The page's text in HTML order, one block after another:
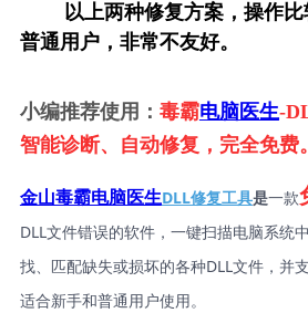
以上两种修复方案，操作比
普通用户，非常不友好。
小编推荐使用： 毒霸电脑医生-
智能诊断、自动修复，完全免费。
金山毒霸电脑医生DLL修复工具是一款
DLL文件错误的软件，一键扫描电脑系统
找、匹配缺失或损坏的各种DLL文件，并
适合新手和普通用户使用。